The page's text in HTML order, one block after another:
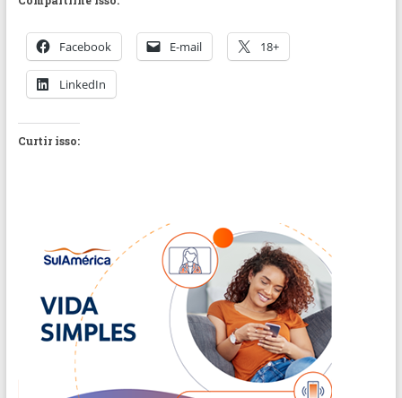
Facebook E-mail 18+
LinkedIn
Curtir isso: